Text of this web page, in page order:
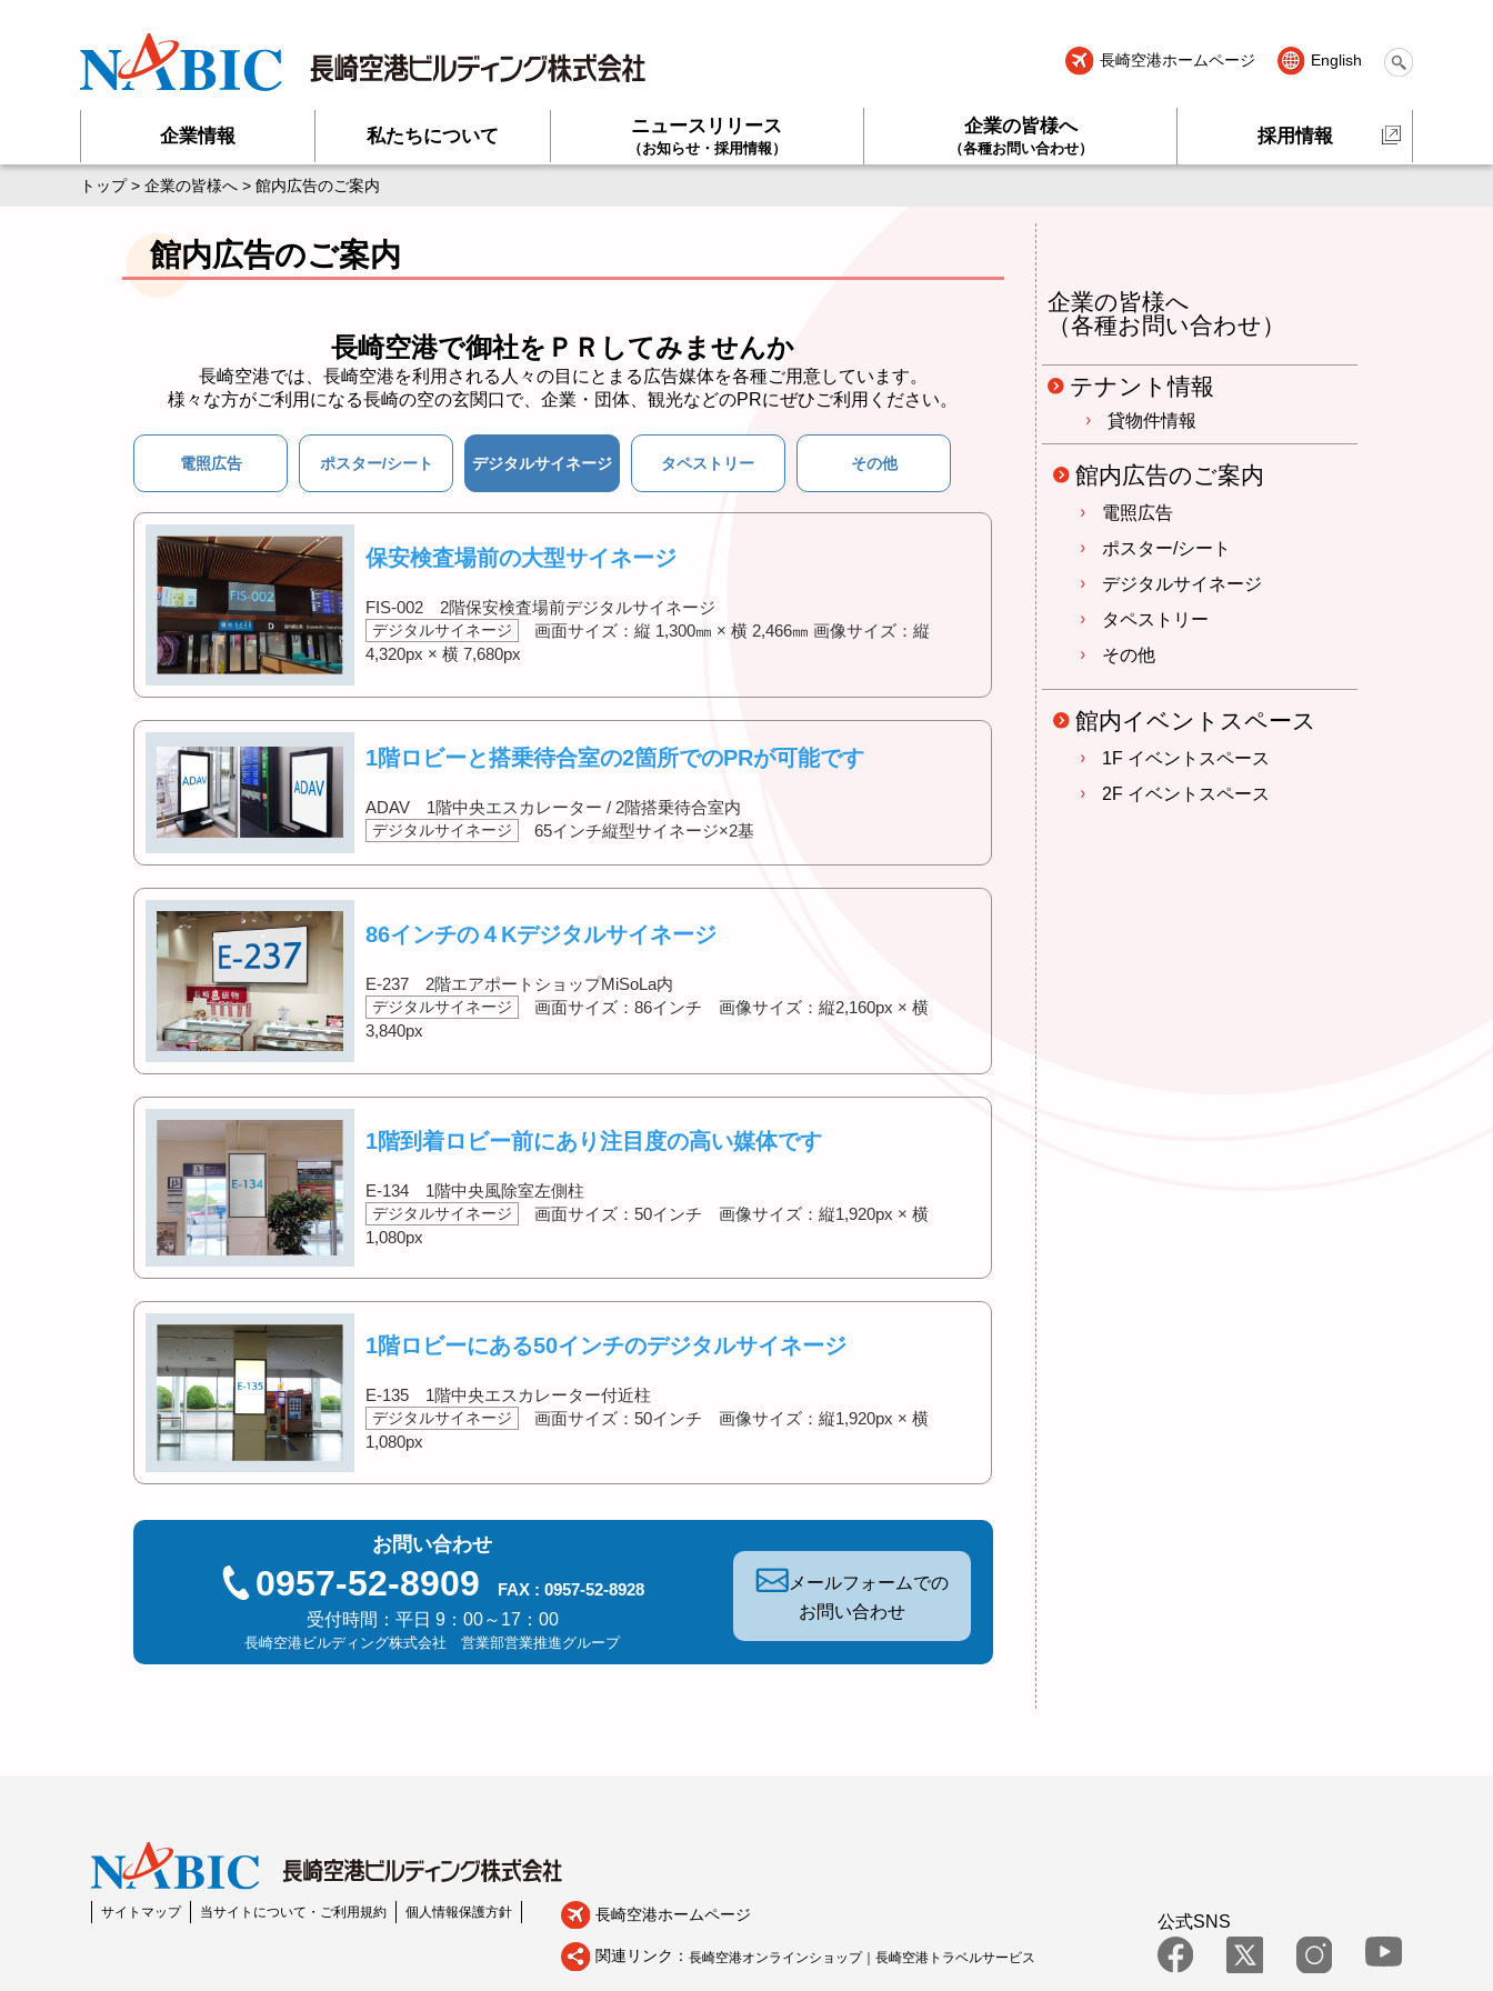
長崎空港ホームページ English
企業情報 私たちについて ニュースリリース
（お知らせ・採用情報）
企業の皆様へ
（各種お問い合わせ）
採用情報
トップ> 企業の皆様へ > 館内広告のご案内
館内広告のご案内
長崎空港で御社をＰＲしてみませんか
長崎空港では、長崎空港を利用される人々の目にとまる広告媒体を各種ご用意しています。
様々な方がご利用になる長崎の空の玄関口で、企業・団体、観光などのPRにぜひご利用ください。
電照広告 ポスター/シート デジタルサイネージ タペストリー その他
保安検査場前の大型サイネージ
FIS-002 2階保安検査場前デジタルサイネージ
デジタルサイネージ
画面サイズ：縦 1,300㎜ × 横 2,466㎜ 画像サイズ：縦
4,320px × 横 7,680px
1階ロビーと搭乗待合室の2箇所でのPRが可能です
ADAV 1階中央エスカレーター / 2階搭乗待合室内
デジタルサイネージ 65インチ縦型サイネージ×2基
86インチの４Kデジタルサイネージ
E-237 2階エアポートショップMiSoLa内
デジタルサイネージ
画面サイズ：86インチ 画像サイズ：縦2,160px × 横
3,840px
1階到着ロビー前にあり注目度の高い媒体です
E-134 1階中央風除室左側柱
デジタルサイネージ
画面サイズ：50インチ 画像サイズ：縦1,920px × 横
1,080px
1階ロビーにある50インチのデジタルサイネージ
E-135 1階中央エスカレーター付近柱
デジタルサイネージ
画面サイズ：50インチ 画像サイズ：縦1,920px × 横
1,080px
お問い合わせ
0957-52-8909
FAX : 0957-52-8928
受付時間：平日 9：00～17：00
長崎空港ビルディング株式会社 営業部営業推進グループ
メールフォームでの
お問い合わせ
企業の皆様へ
（各種お問い合わせ）
テナント情報
貸物件情報
館内広告のご案内
電照広告
ポスター/シート
デジタルサイネージ
タペストリー
その他
館内イベントスペース
1F イベントスペース
2F イベントスペース
サイトマップ 当サイトについて・ご利用規約 個人情報保護方針 長崎空港ホームページ
関連リンク： 長崎空港オンラインショップ｜ 長崎空港トラベルサービス
公式SNS